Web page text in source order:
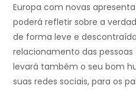
Europa com novas
poderá refletir sobre a
de forma leve e
relacionamento das pessoas
levará também o seu bom
suas redes sociais, para os